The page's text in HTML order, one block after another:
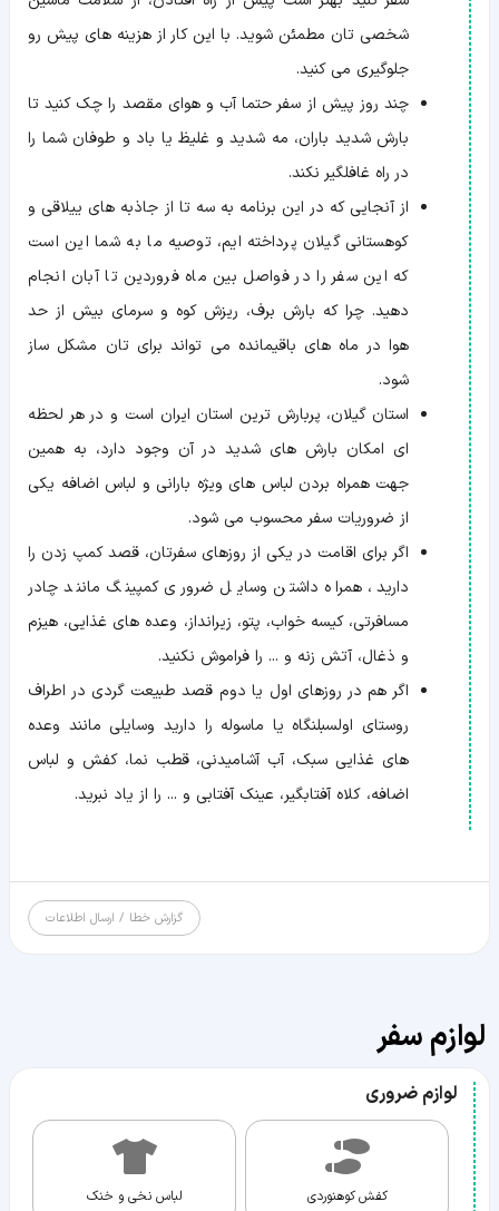
شخصی تان مطمئن شوید. با این کار از هزینه های پیش رو
جلوگیری می کنید.
چند روز پیش از سفر حتما آب و هوای مقصد را چک کنید تا
بارش شدید باران، مه شدید و غلیظ یا باد و طوفان شما را
در راه غافلگیر نکند.
از آنجایی که در این برنامه به سه تا از جاذبه های ییلاقی و
کوهستانی گیلان پرداخته ایم، توصیه ما به شما این است
که این سفر را در فواصل بین ماه فروردین تا آبان انجام
دهید. چرا که بارش برف، ریزش کوه و سرمای بیش از حد
هوا در ماه های باقیمانده می تواند برای تان مشکل ساز
شود.
استان گیلان، پربارش ترین استان ایران است و در هر لحظه
ای امکان بارش های شدید در آن وجود دارد، به همین
جهت همراه بردن لباس های ویژه بارانی و لباس اضافه یکی
از ضروریات سفر محسوب می شود.
اگر برای اقامت در یکی از روزهای سفرتان، قصد کمپ زدن را
دارید، همراه داشتن وسایل ضروری کمپینگ مانند چادر
مسافرتی، کیسه خواب، پتو، زیرانداز، وعده های غذایی، هیزم
و ذغال، آتش زنه و ... را فراموش نکنید.
اگر هم در روزهای اول یا دوم قصد طبیعت گردی در اطراف
روستای اولسبلنگاه یا ماسوله را دارید وسایلی مانند وعده
های غذایی سبک، آب آشامیدنی، قطب نما، کفش و لباس
اضافه، کلاه آفتابگیر، عینک آفتابی و ... را از یاد نبرید.
گزارش خطا / ارسال اطلاعات
لوازم سفر
لوازم ضروری
کفش کوهنوردی لباس نخی و خنک